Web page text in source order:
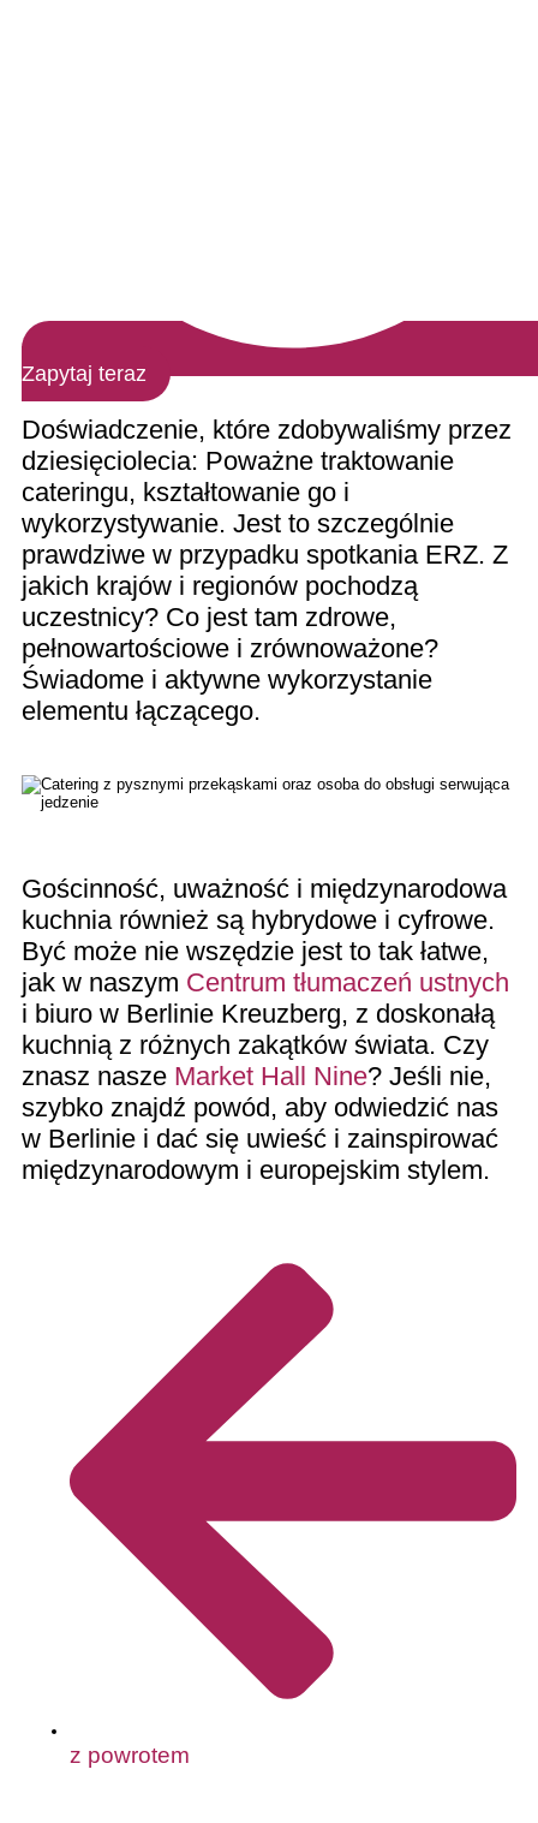
Zapytaj teraz
Doświadczenie, które zdobywaliśmy przez
dziesięciolecia: Poważne traktowanie
cateringu, kształtowanie go i
wykorzystywanie. Jest to szczególnie
prawdziwe w przypadku spotkania ERZ. Z
jakich krajów i regionów pochodzą
uczestnicy? Co jest tam zdrowe,
pełnowartościowe i zrównoważone?
Świadome i aktywne wykorzystanie
elementu łączącego.
Gościnność, uważność i międzynarodowa
kuchnia również są hybrydowe i cyfrowe.
Być może nie wszędzie jest to tak łatwe,
jak w naszym Centrum tłumaczeń ustnych
i biuro w Berlinie Kreuzberg, z doskonałą
kuchnią z różnych zakątków świata. Czy
znasz nasze Market Hall Nine? Jeśli nie,
szybko znajdź powód, aby odwiedzić nas
w Berlinie i dać się uwieść i zainspirować
międzynarodowym i europejskim stylem.
z powrotem